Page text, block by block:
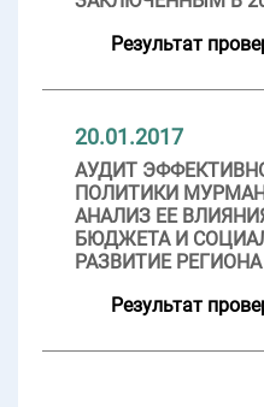
Результат
20.01.2017
АУДИТ
ПОЛИТИКИ
АНАЛИЗ ЕЕ
БЮДЖЕТА И
РАЗВИТИЕ
Результат